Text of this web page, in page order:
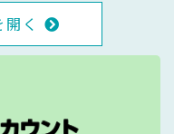
く